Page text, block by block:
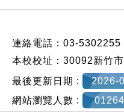
連絡電話：03-5302255
本校校址：30092新竹
最後更新日期 :
2026-
網站瀏覽人數 :